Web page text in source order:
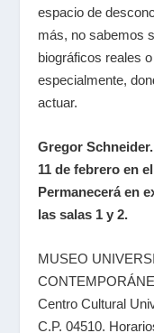
espacio de
más, no sabemos
biográficos reales
especialmente,
actuar.
Gregor
11 de febrero en
Permanecerá en
las salas 1 y 2.
MUSEO
Centro Cultural
C.P. 04510.